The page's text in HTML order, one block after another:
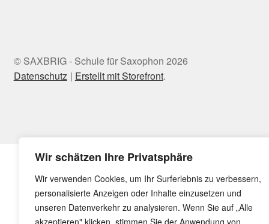
Wir schätzen Ihre Privatsphäre
Wir verwenden Cookies, um Ihr Surferlebnis zu verbessern,
personalisierte Anzeigen oder Inhalte einzusetzen und
unseren Datenverkehr zu analysieren. Wenn Sie auf „Alle
akzeptieren" klicken, stimmen Sie der Anwendung von
© SAXBRIG - Schule für Saxophon 2026
Datenschutz
Erstellt mit Storefront.